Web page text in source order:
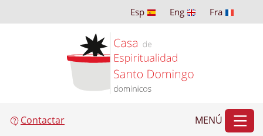
Esp Eng Fra
Contactar MENÚ